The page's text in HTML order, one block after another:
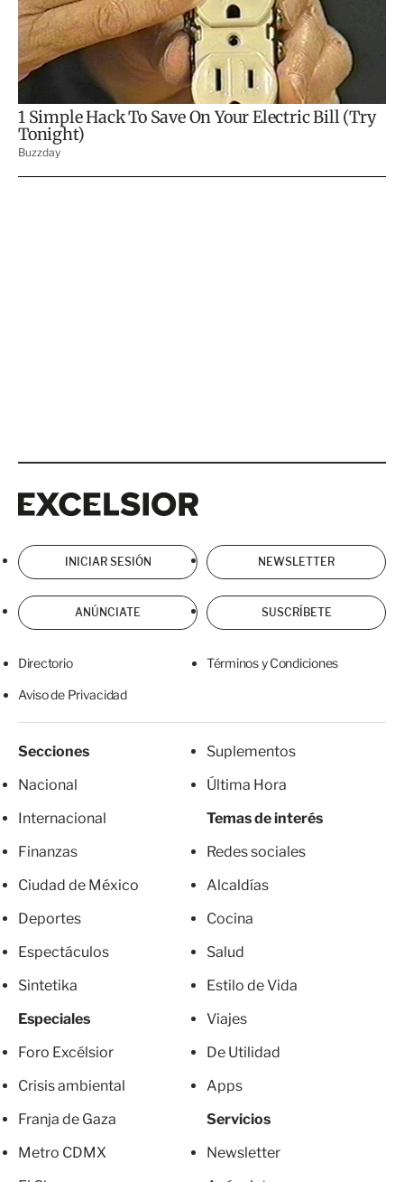
INICIAR SESIÓN NEWSLETTER
ANÚNCIATE SUSCRÍBETE
Directorio Términos y Condiciones
Aviso de Privacidad
Secciones
Nacional
Internacional
Finanzas
Ciudad de México
Deportes
Espectáculos
Sintetika
Especiales
Foro Excélsior
Crisis ambiental
Franja de Gaza
Metro CDMX
Suplementos
Última Hora
Temas de interés
Redes sociales
Alcaldías
Cocina
Salud
Estilo de Vida
Viajes
De Utilidad
Apps
Servicios
Newsletter